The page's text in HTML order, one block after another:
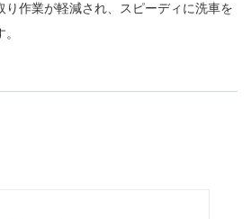
り作業が軽減され、スピーディに洗車を